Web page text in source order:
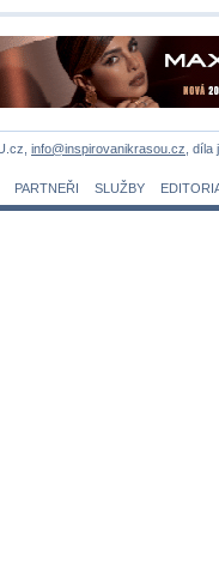
info@inspirovanikrasou.cz, díla
PARTNEŘI
SLUŽBY